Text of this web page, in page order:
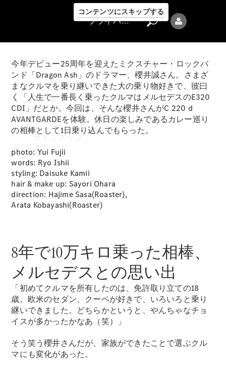
コンテンツにスキップする
プライバシ
ーポリシー
ラインアップ
電気自動車モデル
プラグインハイブリッドモデル
Sedan
プライバシーポリシー
今年デビュー25周年を迎えたミクスチャー・ロックバ
ンド「Dragon Ash」のドラマー、櫻井誠さん。さまざ
まなクルマを乗り継いできた大の乗り物好きで、彼曰
く「人生で一番長く乗ったクルマはメルセデスのE320
CDI」だとか。今回は、そんな櫻井さんがC 220 d
AVANTGARDEを体験。休日の楽しみであるカレー巡り
の相棒として1日乗り込んでもらった。
photo: Yui Fujii
words: Ryo Ishii
styling: Daisuke Kamii
hair & make up: Sayori Ohara
direction: Hajime Sasa(Roaster),
Arata Kobayashi(Roaster)
8年で10万キロ乗った相棒、
メルセデスとの思い出
「初めてクルマを所有したのは、免許取り立ての18
歳。欧米のセダン、クーペが好きで、いろいろと乗り
継いできました。どちらかというと、やんちゃなチョ
イスが多かったかなあ（笑）」
そう笑う櫻井さんだが、家族ができたことで選ぶクル
マにも変化があった。